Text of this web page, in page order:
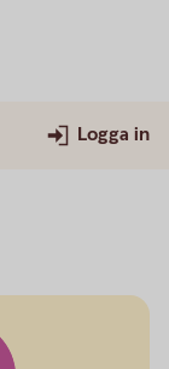
Logga in